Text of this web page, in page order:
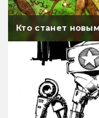
Кто станет